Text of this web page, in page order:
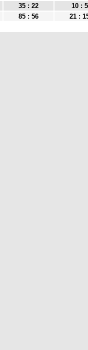
35 : 22
10 : 5
85 : 56 21 :